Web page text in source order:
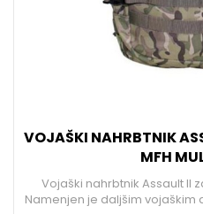
VOJAŠKI NAHRBTNIK
MFH
Vojaški nahrbtnik Assault II
Namenjen je daljšim